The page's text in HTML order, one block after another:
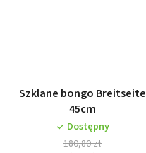
Szklane bongo Breitseite
45cm
Dostępny
180,80 zł